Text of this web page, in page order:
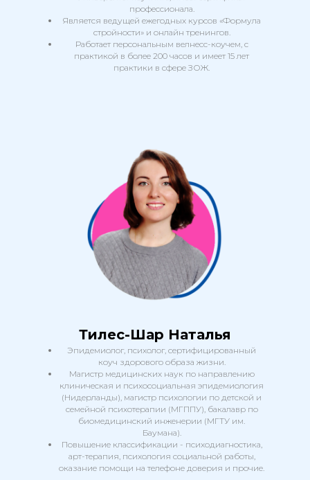
профессионала.
Является ведущей ежегодных курсов «Формула
стройности» и онлайн тренингов.
Работает персональным велнесс-коучем, с
практикой в более 200 часов и имеет 15 лет
практики в сфере ЗОЖ.
Тилес-Шар Наталья
Эпидемиолог, психолог, сертифицированный
коуч здорового образа жизни.
Магистр медицинских наук по направлению
клиническая и психосоциальная эпидемиология
(Нидерланды), магистр психологии по детской и
семейной психотерапии (МГППУ), бакалавр по
биомедицинский инженерии (МГТУ им.
Баумана).
Повышение классификации - психодиагностика,
арт-терапия, психология социальной работы,
оказание помощи на телефоне доверия и прочие.
СТАТЬ СТУДЕНТОМ
АСИЗ
+7
отправить заявку
Если вы хотите больше узнать об АСИЗ
или у вас есть вопросы по программе –
оставьте заявку и наш менеджер
свяжется с вами в ближайшее время.